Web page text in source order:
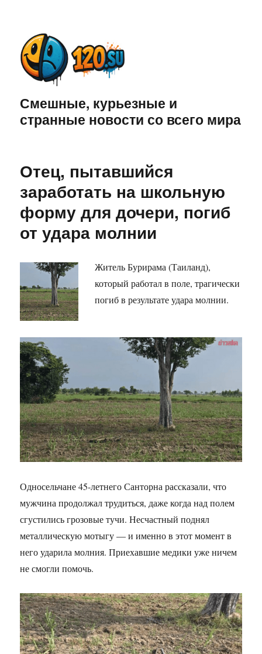
Смешные, курьезные и
странные новости со всего мира
Отец, пытавшийся
заработать на школьную
форму для дочери, погиб
от удара молнии
Житель Бурирама (Таиланд),
который работал в поле, трагически
погиб в результате удара молнии.
Односельчане 45-летнего Санторна рассказали, что
мужчина продолжал трудиться, даже когда над полем
сгустились грозовые тучи. Несчастный поднял
металлическую мотыгу — и именно в этот момент в
него ударила молния. Приехавшие медики уже ничем
не смогли помочь.